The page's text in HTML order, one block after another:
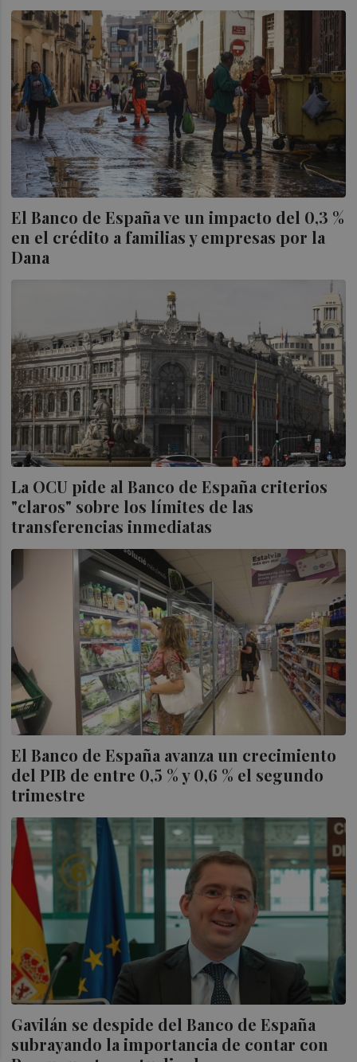
El Banco de España ve un impacto del 0,3 %
en el crédito a familias y empresas por la
Dana
La OCU pide al Banco de España criterios
"claros" sobre los límites de las
transferencias inmediatas
El Banco de España avanza un crecimiento
del PIB de entre 0,5 % y 0,6 % el segundo
trimestre
Gavilán se despide del Banco de España
subrayando la importancia de contar con